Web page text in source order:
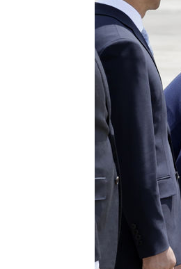
"낮 기온 소폭 하락"…수
[속보]이 대통령, '호우
[단독]중수청 지원 검사
낮 최고 37도 찜통더위…곳
SK하이닉스, 용인·청주
여자배구 이재영·이다영
외국인 심판 성 접대 7경
[속보]코스닥, 2.86포인트
[속보]코스피, 6200선 약
[속보]원·달러 환율, 7.7원
[속보] 노원서 40.1도 관
[속보]종합특검, '계엄 수용
외신들도 주목한 韓축구
11시간 압수수색에 성접